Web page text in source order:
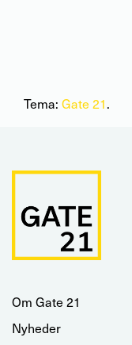
Tema: Gate 21.
Om Gate 21
Nyheder